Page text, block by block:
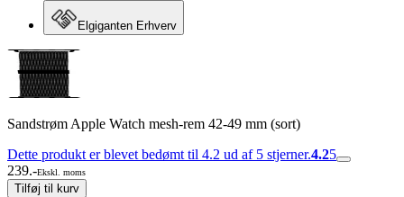
Elgiganten Erhverv
Sandstrøm Apple Watch mesh-rem 42-49 mm (sort)
Dette produkt er blevet bedømt til 4.2 ud af 5 stjerner.4.25
239.-Ekskl. moms
Tilføj til kurv